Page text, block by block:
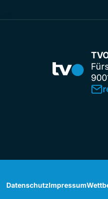
DatenschutzImpressum